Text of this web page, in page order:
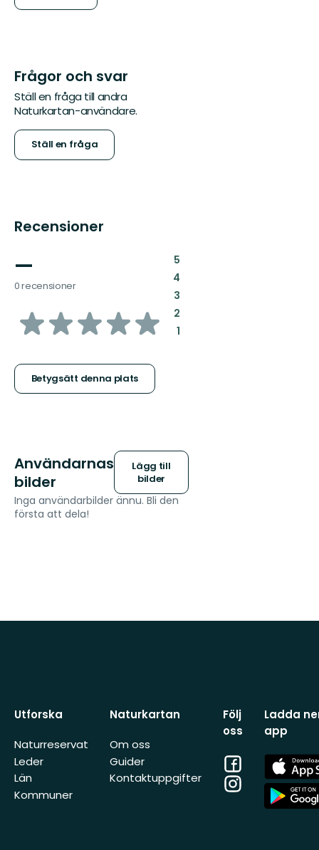
Frågor och svar
Ställ en fråga till andra
Naturkartan-användare.
Ställ en fråga
Recensioner
—
0 recensioner
av
stjärnor
Betygsätt denna plats
5:
4:
3:
2:
1:
Användarnas
bilder
Lägg till
bilder
Inga användarbilder ännu. Bli den
första att dela!
Utforska
Naturreservat
Leder
Län
Kommuner
Naturkartan
Om oss
Guider
Kontaktuppgifter
Följ
oss
Facebook
Instagram
Ladda
app
App
Store
App
Store